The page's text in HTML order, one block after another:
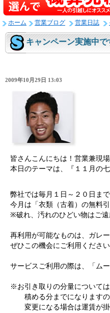
ホーム 営業ブログ 営業日誌
キャンペーン実施中で
2009年10月29日 13:03
皆さんこんにちは！営業兼現
本日のテーマは、『１１月の
弊社では毎月１日～２０日ま
今月は「衣類（古着）の無料
※破れ、汚れのひどい物はご遠
再利用が可能なものは、ガレ
ぜひこの機会にご利用くださ
サービスご利用の際は、「ム
※お引き取りの分量について
積める分までになりますの
変更になる場合は運賃が掛